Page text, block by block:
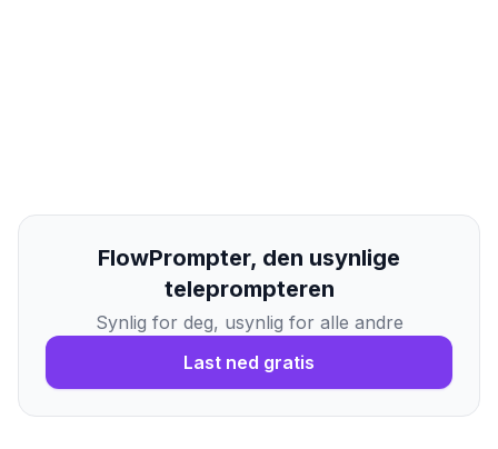
FlowPrompter, den usynlige
teleprompteren
Synlig for deg, usynlig for alle andre
Last ned gratis